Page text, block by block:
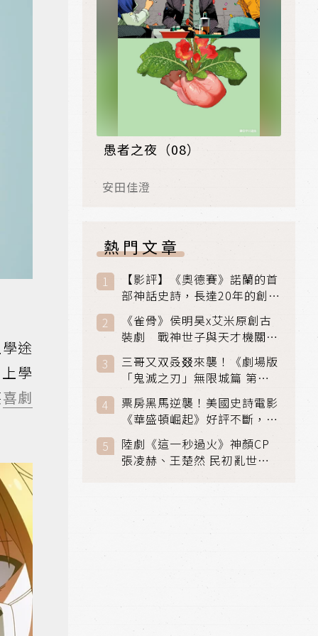
途
學
喜劇
愚者之夜（08）
安田佳澄
熱門文章
【影評】《奧德賽》諾蘭的首
部神話史詩，長達20年的創傷
與贖罪之旅
《雀骨》侯明昊x艾米原創古
裝劇 戰神世子與天才機關師
聯手攻克身世之謎
三哥又双叒叕來襲！《劇場版
「鬼滅之刃」無限城篇 第一
章》 七月首登串流平台
票房黑馬逆襲！美國史詩電影
《華盛頓崛起》好評不斷，輾
壓《玩具總動員5》、《超少
女》
陸劇《這一秒過火》神顏CP
張凌赫、王楚然 民初亂世、